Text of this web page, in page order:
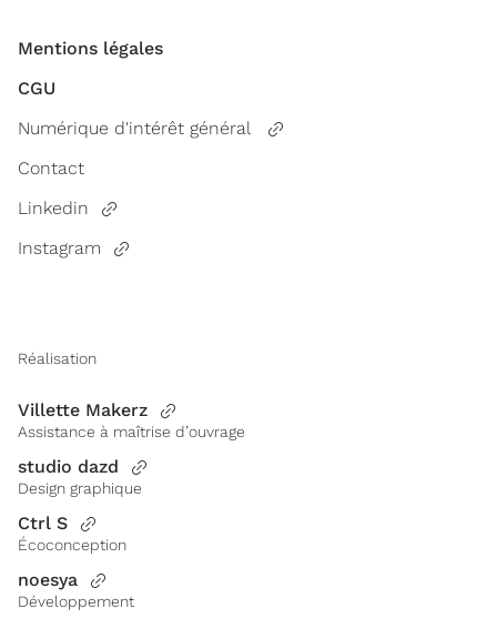
Mentions légales
CGU
Numérique d'intérêt général
Contact
Linkedin
Instagram
Réalisation
Villette Makerz
Assistance à maîtrise d’ouvrage
studio dazd
Design graphique
Ctrl S
Écoconception
noesya
Développement